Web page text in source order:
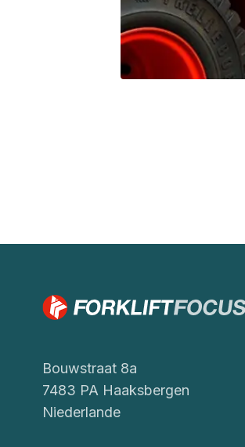
Bouwstraat 8a
7483 PA Haaksbergen
Niederlande